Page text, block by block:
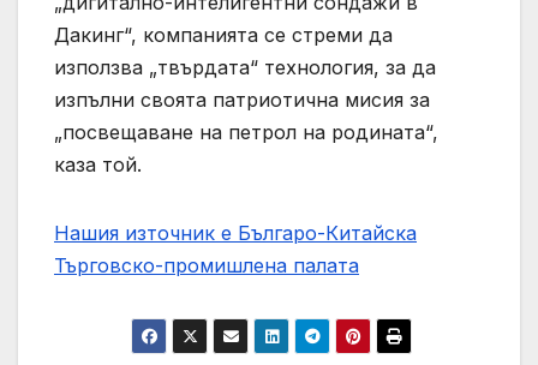
Дакинг“, компанията се стреми да
използва „твърдата“ технология, за да
изпълни своята патриотична мисия за
„посвещаване на петрол на родината“,
каза той.
Нашия източник е Българо-Китайска
Търговско-промишлена палaта